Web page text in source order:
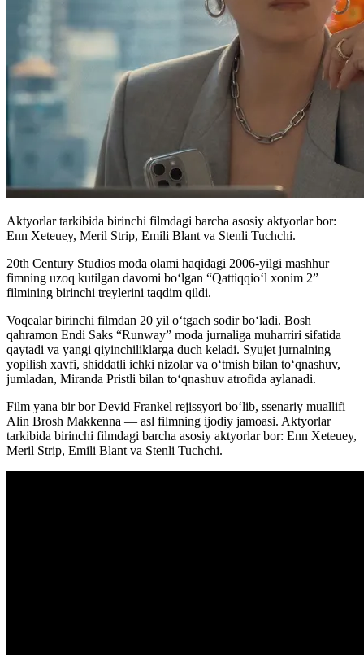
Aktyorlar tarkibida birinchi filmdagi barcha asosiy aktyorlar bor:
Enn Xeteuey, Meril Strip, Emili Blant va Stenli Tuchchi.
20th Century Studios moda olami haqidagi 2006-yilgi mashhur
fimning uzoq kutilgan davomi boʻlgan “Qattiqqioʻl xonim 2”
filmining birinchi treylerini taqdim qildi.
Voqealar birinchi filmdan 20 yil oʻtgach sodir boʻladi. Bosh
qahramon Endi Saks “Runway” moda jurnaliga muharriri sifatida
qaytadi va yangi qiyinchiliklarga duch keladi. Syujet jurnalning
yopilish xavfi, shiddatli ichki nizolar va oʻtmish bilan toʻqnashuv,
jumladan, Miranda Pristli bilan toʻqnashuv atrofida aylanadi.
Film yana bir bor Devid Frankel rejissyori boʻlib, ssenariy muallifi
Alin Brosh Makkenna — asl filmning ijodiy jamoasi. Aktyorlar
tarkibida birinchi filmdagi barcha asosiy aktyorlar bor: Enn Xeteuey,
Meril Strip, Emili Blant va Stenli Tuchchi.